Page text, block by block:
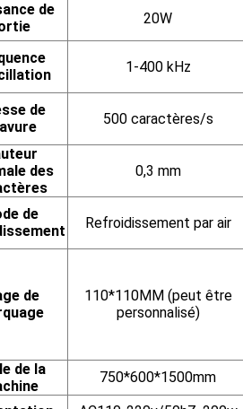
de
20W
1-400 kHz
de
500 caractères/s
des
0,3 mm
de
Refroidissement par air
de
110*110MM (peut être
personnalisé)
de la
750*600*1500mm